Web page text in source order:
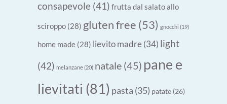
consapevole (41) frutta dal salato allo
sciroppo (28) gluten free (53) gnocchi (19)
home made (28) lievito madre(34) light
(42) melanzane(20) natale (45) pane e
lievitati (81) pasta (35) patate (26)